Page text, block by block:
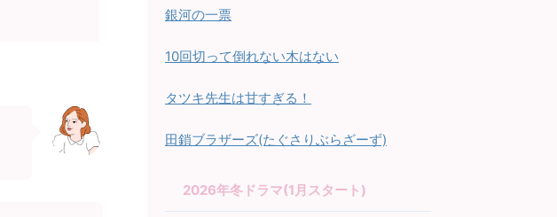
銀河の一票
10回切って倒れない木はない
タツキ先生は甘すぎる！
田鎖ブラザーズ(たぐさりぶらざーず)
2026年冬ドラマ(1月スタート)